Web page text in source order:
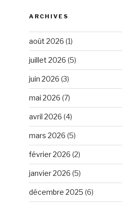
ARCHIVES
août 2026 (1)
juillet 2026 (5)
juin 2026 (3)
mai 2026 (7)
avril 2026 (4)
mars 2026 (5)
février 2026 (2)
janvier 2026 (5)
décembre 2025 (6)